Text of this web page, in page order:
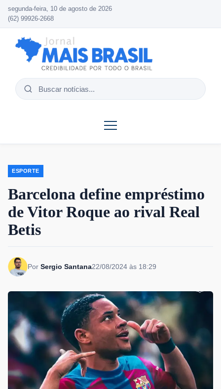
segunda-feira, 10 de agosto de 2026
(62) 99926-2668
Buscar
ESPORTE
Barcelona define empréstimo
de Vitor Roque ao rival Real
Betis
Por Sergio Santana22/08/2024 às 18:29